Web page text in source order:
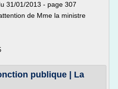
31/01/2013 - page 307
de Mme la ministre
publique | La